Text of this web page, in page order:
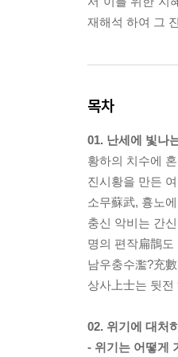
재해석 하여 그
목차
01. 난세에 빛나
황하의 치수에
진시황을 만든
소무蘇武, 흉노
충신 악비는 간
명의 편작扁鵲
남우충수濫?充
상사上士는 뒷
02. 위기에 대처
- 위기는 어떻게